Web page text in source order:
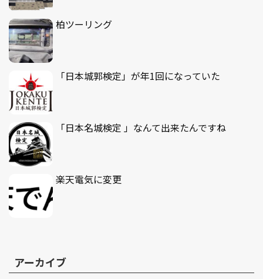
柏ツーリング
「日本城郭検定」が年1回になっていた
「日本名城検定 」なんて出来たんですね
楽天電気に変更
アーカイブ